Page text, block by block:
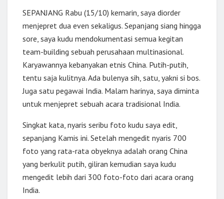
SEPANJANG Rabu (15/10) kemarin, saya diorder
menjepret dua even sekaligus. Sepanjang siang hingga
sore, saya kudu mendokumentasi semua kegitan
team-building sebuah perusahaan multinasional.
Karyawannya kebanyakan etnis China. Putih-putih,
tentu saja kulitnya. Ada bulenya sih, satu, yakni si bos.
Juga satu pegawai India. Malam harinya, saya diminta
untuk menjepret sebuah acara tradisional India.
Singkat kata, nyaris seribu foto kudu saya edit,
sepanjang Kamis ini. Setelah mengedit nyaris 700
foto yang rata-rata obyeknya adalah orang China
yang berkulit putih, giliran kemudian saya kudu
mengedit lebih dari 300 foto-foto dari acara orang
India.